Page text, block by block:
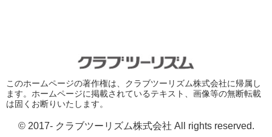
このホームページの著作権は、クラブツーリズム株式会社に帰属し
ます。ホームページに掲載されているテキスト、画像等の無断転載
は固くお断りいたします。
© 2017- クラブツーリズム株式会社 All rights reserved.